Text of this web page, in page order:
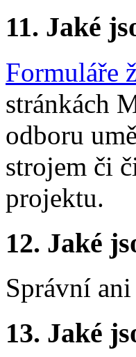
11. Jaké
Formuláře
stránkách
odboru
strojem či
projektu.
12. Jaké
Správní
13. Jaké